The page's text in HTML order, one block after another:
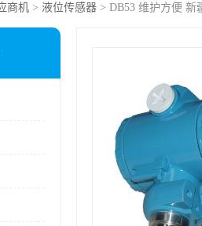
商机 > 液位传感器 > DB53 维护方便 新